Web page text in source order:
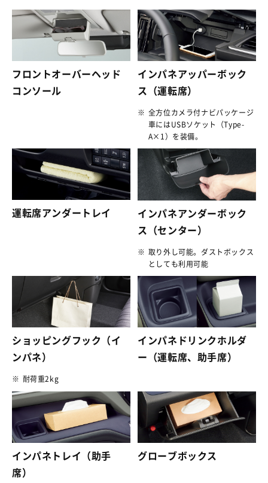
フロントオーバーヘッド
コンソール
インパネアッパーボック
ス（運転席）
※ 全方位カメラ付ナビパッケージ
車にはUSBソケット（Type-
A×1）を装備。
運転席アンダートレイ
インパネアンダーボック
ス（センター）
※ 取り外し可能。ダストボックス
としても利用可能
ショッピングフック（イ
ンパネ）
※ 耐荷重2kg
インパネドリンクホルダ
ー（運転席、助手席）
インパネトレイ（助手
席）
グローブボックス